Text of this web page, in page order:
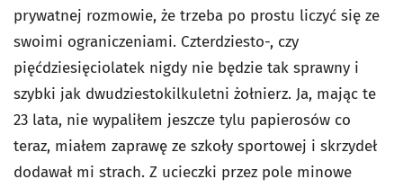
prywatnej rozmowie, że trzeba po prostu liczyć się ze
swoimi ograniczeniami. Czterdziesto-, czy
pięćdziesięciolatek nigdy nie będzie tak sprawny i
szybki jak dwudziestokilkuletni żołnierz. Ja, mając te
23 lata, nie wypaliłem jeszcze tylu papierosów co
teraz, miałem zaprawę ze szkoły sportowej i skrzydeł
dodawał mi strach. Z ucieczki przez pole minowe